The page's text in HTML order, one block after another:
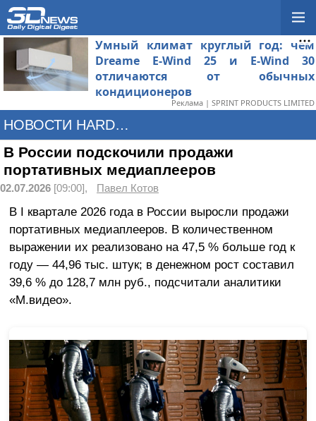
Умный климат круглый год: чем
Dreame E-Wind 25 и E-Wind 30
отличаются от обычных
кондиционеров
Реклама | SPRINT PRODUCTS LIMITED
НОВОСТИ HARDWARE
В России подскочили продажи
портативных медиаплееров
02.07.2026 [09:00], Павел Котов
В I квартале 2026 года в России выросли продажи
портативных медиаплееров. В количественном
выражении их реализовано на 47,5 % больше год к
году — 44,96 тыс. штук; в денежном рост составил
39,6 % до 128,7 млн руб., подсчитали аналитики
«М.видео».